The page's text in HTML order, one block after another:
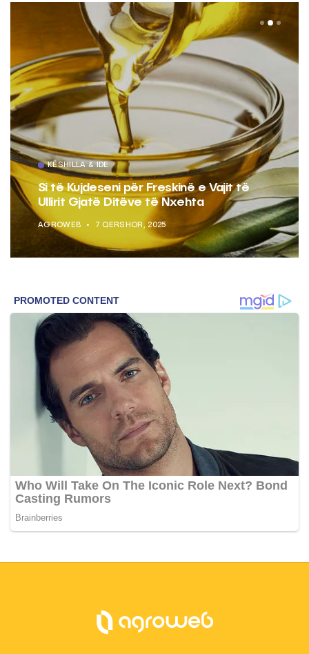
KËSHILLA & IDE
Si të Kujdeseni për Freskinë e Vajit të
Ullirit Gjatë Ditëve të Nxehta
AGROWEB 7 QERSHOR, 2025